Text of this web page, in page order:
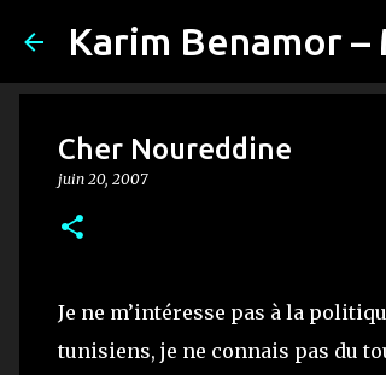
Karim Benamor
Cher Noureddine
juin 20, 2007
Je ne m’intéresse pas à la
tunisiens, je ne connais pas du